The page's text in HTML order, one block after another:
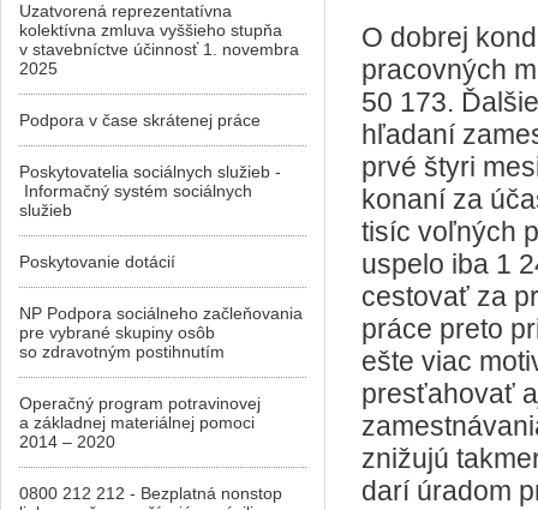
O dobrej
pracovných
50 173.
hľadaní
prvé štyri
konaní za
tisíc voľných
uspelo iba 1
cestovať za
práce preto
ešte viac
presťahovať
znižujú
darí úradom
Uzatvorená reprezentatívna
kolektívna zmluva vyššieho stupňa
v stavebníctve účinnosť 1. novembra
2025
Podpora v čase skrátenej práce
Poskytovatelia sociálnych služieb -
Informačný systém sociálnych
služieb
Poskytovanie dotácií
NP Podpora sociálneho začleňovania
pre vybrané skupiny osôb
so zdravotným postihnutím
Operačný program potravinovej
a základnej materiálnej pomoci
2014 – 2020
0800 212 212 - Bezplatná nonstop